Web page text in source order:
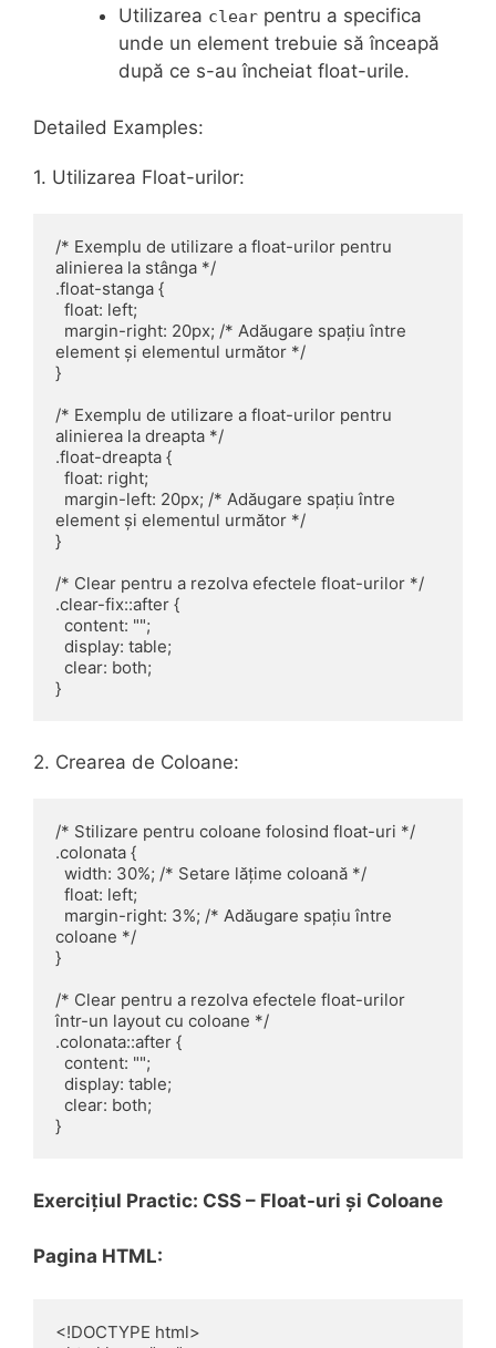
Utilizarea clearpentru a specifica
unde un element trebuie să înceapă
după ce s-au încheiat float-urile.
Detailed Examples:
1. Utilizarea Float-urilor:
/* Exemplu de utilizare a float-urilor pentru
alinierea la stânga */
.float-stanga {
element și elementul următor */
}
/* Exemplu de utilizare a float-urilor pentru
alinierea la dreapta */
.float-dreapta {
element și elementul următor */
}
/* Clear pentru a rezolva efectele float-urilor */
.clear-fix::after {
2. Crearea de Coloane:
/* Stilizare pentru coloane folosind float-uri */
.colonata {
coloane */
}
/* Clear pentru a rezolva efectele float-urilor
într-un layout cu coloane */
.colonata::after {
Exercițiul Practic: CSS – Float-uri și Coloane
Pagina HTML:
<!DOCTYPE html>